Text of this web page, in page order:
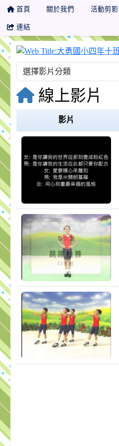
首頁 關於我們 活動剪影
連結
線上影片
影片